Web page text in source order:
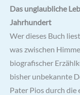
Das unglaubliche
Jahrhundert
Wer dieses Buch
was zwischen
biografischer
bisher unbekannte
Pater Pios durch die